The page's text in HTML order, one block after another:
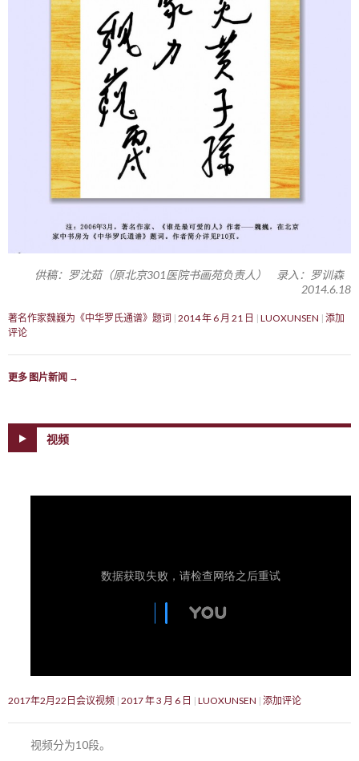
供稿：罗沈茹（原北京301医院书画苑负责人） 录入：罗训森
2014.6.18
著名作家魏巍为《中华罗氏通谱》题词 2014 年 6 月 21 日 LUOXUNSEN 添加
评论
更多 图片新闻 →
视频
2017年2月22日会议视频 2017 年 3 月 6 日 LUOXUNSEN 添加评论
视频分为10段。